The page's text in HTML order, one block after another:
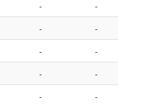
-
-
-
-
-
-
-
-
-
-